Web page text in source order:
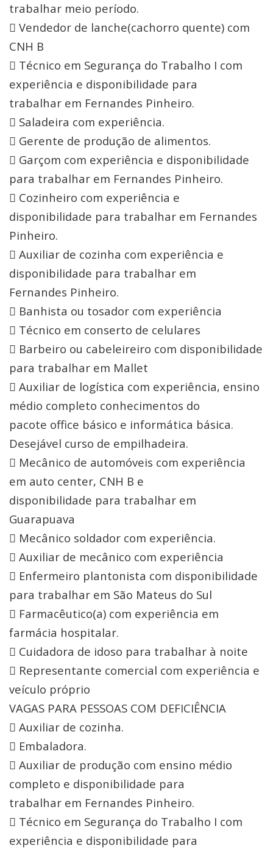
trabalhar meio período.
 Vendedor de lanche(cachorro quente) com
CNH B
 Técnico em Segurança do Trabalho I com
experiência e disponibilidade para
trabalhar em Fernandes Pinheiro.
 Saladeira com experiência.
 Gerente de produção de alimentos.
 Garçom com experiência e disponibilidade
para trabalhar em Fernandes Pinheiro.
 Cozinheiro com experiência e
disponibilidade para trabalhar em Fernandes
Pinheiro.
 Auxiliar de cozinha com experiência e
disponibilidade para trabalhar em
Fernandes Pinheiro.
 Banhista ou tosador com experiência
 Técnico em conserto de celulares
 Barbeiro ou cabeleireiro com disponibilidade
para trabalhar em Mallet
 Auxiliar de logística com experiência, ensino
médio completo conhecimentos do
pacote office básico e informática básica.
Desejável curso de empilhadeira.
 Mecânico de automóveis com experiência
em auto center, CNH B e
disponibilidade para trabalhar em
Guarapuava
 Mecânico soldador com experiência.
 Auxiliar de mecânico com experiência
 Enfermeiro plantonista com disponibilidade
para trabalhar em São Mateus do Sul
 Farmacêutico(a) com experiência em
farmácia hospitalar.
 Cuidadora de idoso para trabalhar à noite
 Representante comercial com experiência e
veículo próprio
VAGAS PARA PESSOAS COM DEFICIÊNCIA
 Auxiliar de cozinha.
 Embaladora.
 Auxiliar de produção com ensino médio
completo e disponibilidade para
trabalhar em Fernandes Pinheiro.
 Técnico em Segurança do Trabalho I com
experiência e disponibilidade para